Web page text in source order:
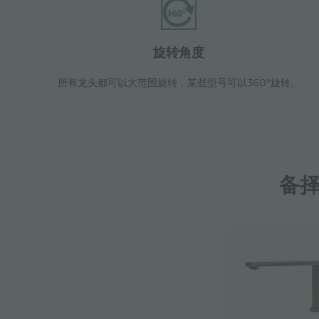
旋转角度
所有龙头都可以大范围旋转，某些型号可以360°旋转。
备